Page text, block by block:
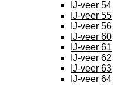
IJ-veer 54
IJ-veer 55
IJ-veer 56
IJ-veer 60
IJ-veer 61
IJ-veer 62
IJ-veer 63
IJ-veer 64